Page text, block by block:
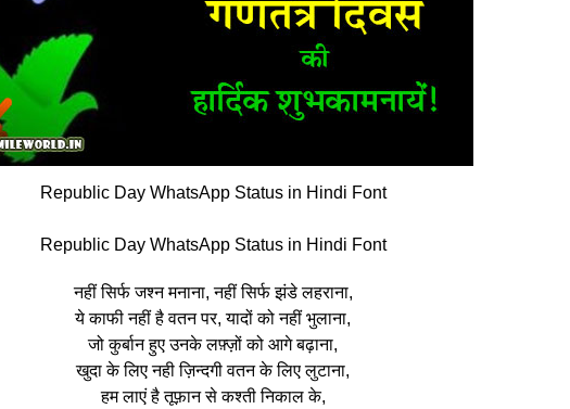
Republic Day WhatsApp Status in Hindi Font
Republic Day WhatsApp Status in Hindi Font
नहीं सिर्फ जश्न मनाना, नहीं सिर्फ झंडे लहराना,
ये काफी नहीं है वतन पर, यादों को नहीं भुलाना,
जो कुर्बान हुए उनके लफ़्ज़ों को आगे बढ़ाना,
खुदा के लिए नही ज़िन्दगी वतन के लिए लुटाना,
हम लाएं है तूफ़ान से कश्ती निकाल के,